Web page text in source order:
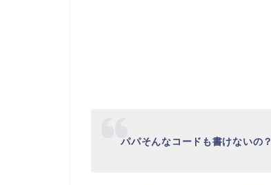
パパそんなコードも書けないの？